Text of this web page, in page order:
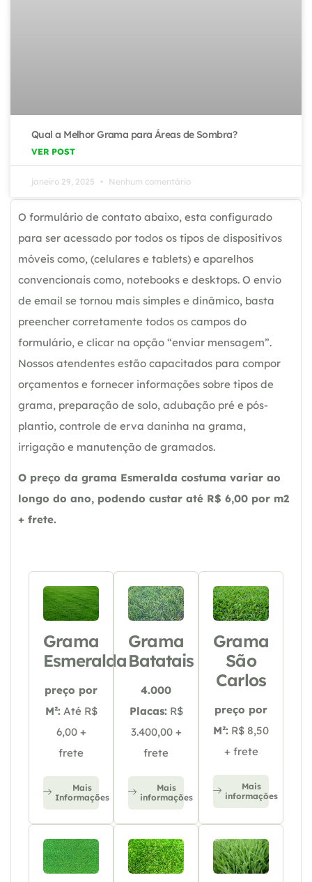
Qual a Melhor Grama para Áreas de Sombra?
VER POST
janeiro 29, 2025 Nenhum comentário
O formulário de contato abaixo, esta configurado
para ser acessado por todos os tipos de dispositivos
móveis como, (celulares e tablets) e aparelhos
convencionais como, notebooks e desktops. O envio
de email se tornou mais simples e dinâmico, basta
preencher corretamente todos os campos do
formulário, e clicar na opção “enviar mensagem”.
Nossos atendentes estão capacitados para compor
orçamentos e fornecer informações sobre tipos de
grama, preparação de solo, adubação pré e pós-
plantio, controle de erva daninha na grama,
irrigação e manutenção de gramados.
O preço da grama Esmeralda costuma variar ao
longo do ano, podendo custar até R$ 6,00 por m2
+ frete.
Grama
Esmeralda
preço por
M²: Até R$
6,00 +
frete
Mais
Informações
Grama
Batatais
4.000
Placas: R$
3.400,00 +
frete
Mais
informações
Grama
São
Carlos
preço por
M²: R$ 8,50
+ frete
Mais
informações